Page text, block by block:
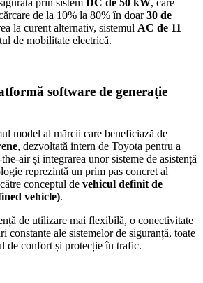
de la 10% la 80% în doar30 de
la curent alternativ, sistemul AC de 11
de mobilitate electrică.
software de generație
model al mărcii care beneficiază de
, dezvoltată intern de Toyota pentru a
air și integrarea unor sisteme de asistență
reprezintă un prim pas concret al
conceptul de vehicul definit de
vehicle).
de utilizare mai flexibilă, o conectivitate
constante ale sistemelor de siguranță, toate
de confort și protecție în trafic.